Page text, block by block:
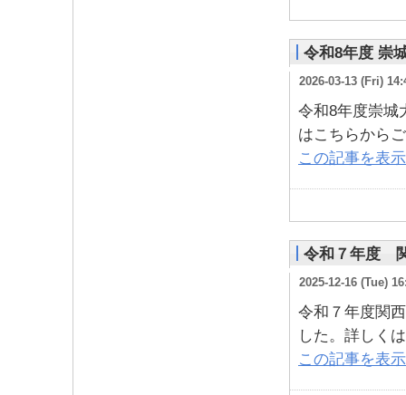
令和8年度 崇
2026-03-13 (Fri)
令和8年度崇城
はこちらから
この記事を表示
令和７年度
2025-12-16 (Tue)
令和７年度関
した。詳しく
この記事を表示